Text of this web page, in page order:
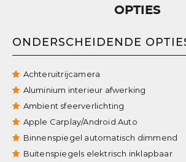
OPTIES
ONDERSCHEIDENDE
Achteruitrijcamera
Aluminium interieur afwerking
Ambient sfeerverlichting
Apple Carplay/Android Auto
Binnenspiegel automatisch dimmend
Buitenspiegels elektrisch inklapbaar